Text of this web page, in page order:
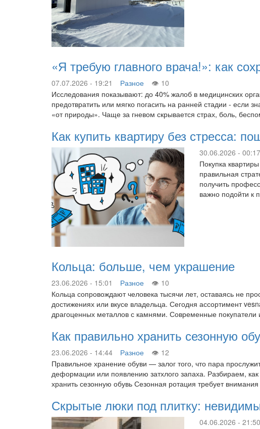
«Я требую главного врача!»: как
07.07.2026 - 19:21 Разное
10
Исследования показывают: до 40% жалоб в медицинских
предотвратить или мягко погасить на ранней стадии - если
«от природы». Чаще за гневом скрывается страх, боль,
Как купить квартиру без стресса:
30.06.2026 - 00:17
Покупка
правильная
получить
важно подойти к
Кольца: больше, чем украшение
23.06.2026 - 15:01 Разное
10
Кольца сопровождают человека тысячи лет, оставаясь не
достижениях или вкусе владельца. Сегодня ассортимент
драгоценных металлов с камнями. Современные
Как правильно хранить сезонную
23.06.2026 - 14:44 Разное
12
Правильное хранение обуви — залог того, что пара
деформации или появлению затхлого запаха. Разбираем,
хранить сезонную обувь Сезонная ротация требует
Скрытые люки под плитку:
04.06.2026 - 21:50